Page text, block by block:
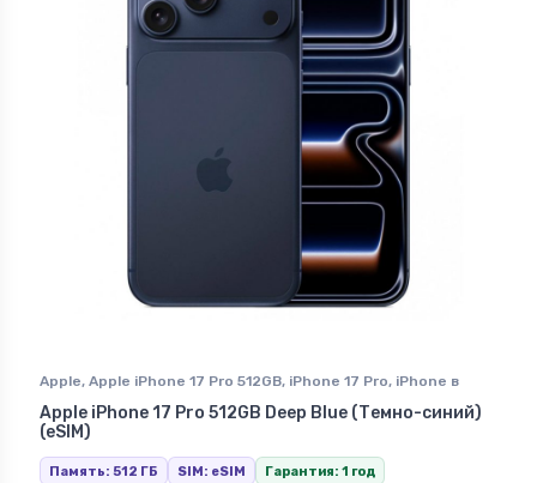
Apple, Apple iPhone 17 Pro 512GB, iPhone 17 Pro, iPhone в
Ставрополе
Apple iPhone 17 Pro 512GB Deep Blue (Темно-синий)
(eSIM)
Память: 512 ГБ SIM: eSIM Гарантия: 1 год